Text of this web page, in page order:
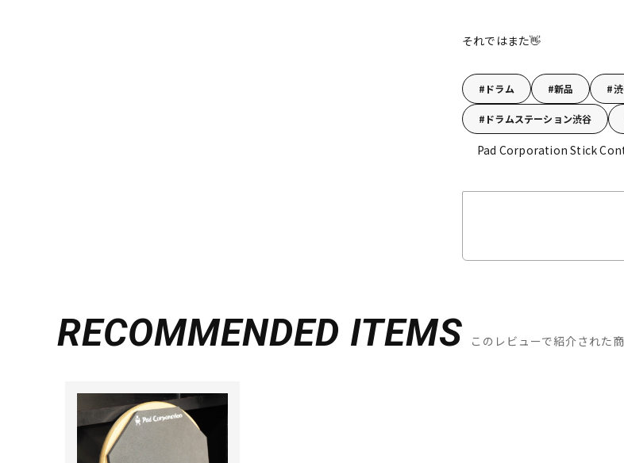
それではまた👋
ドラム 新品
ドラムステーション渋谷
Pad Corporation Stick
RECOMMENDED ITEMS このレビューで紹介された